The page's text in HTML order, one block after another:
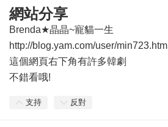
網站分享
Brenda★晶晶~寵貓一生
http://blog.yam.com/user/min723.html
這個網頁右下角有許多韓劇
不錯看哦!
支持 反對